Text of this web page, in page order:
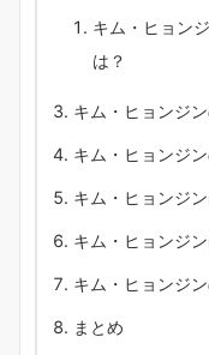
キム・ヒョン
は？
キム・ヒョンジ
キム・ヒョンジ
キム・ヒョンジ
キム・ヒョンジ
キム・ヒョンジ
まとめ